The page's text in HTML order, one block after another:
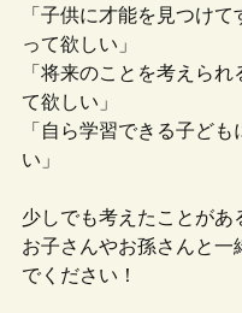
「子供に才能を見つけ
って欲しい」
「将来のことを考えら
て欲しい」
「自ら学習できる子ど
い」
少しでも考えたことがあ
お子さんやお孫さんと一
でください！